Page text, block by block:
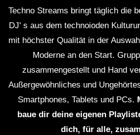
Techno Streams bringt täglich die
DJ' s aus dem technoioden
mit höchster Qualität in der
Moderne an den Start.
zusammengestellt und Hand
Außergewöhnliches und
Smartphones, Tablets und PCs.
baue dir deine eigenen
dich, für alle,